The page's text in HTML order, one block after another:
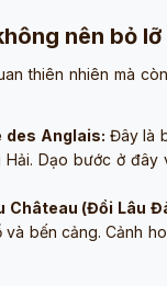
nên bỏ lỡ
thiên nhiên mà
des Anglais: Đây là
Dạo bước ở
Château (Đồi Lâu
bến cảng. Cảnh